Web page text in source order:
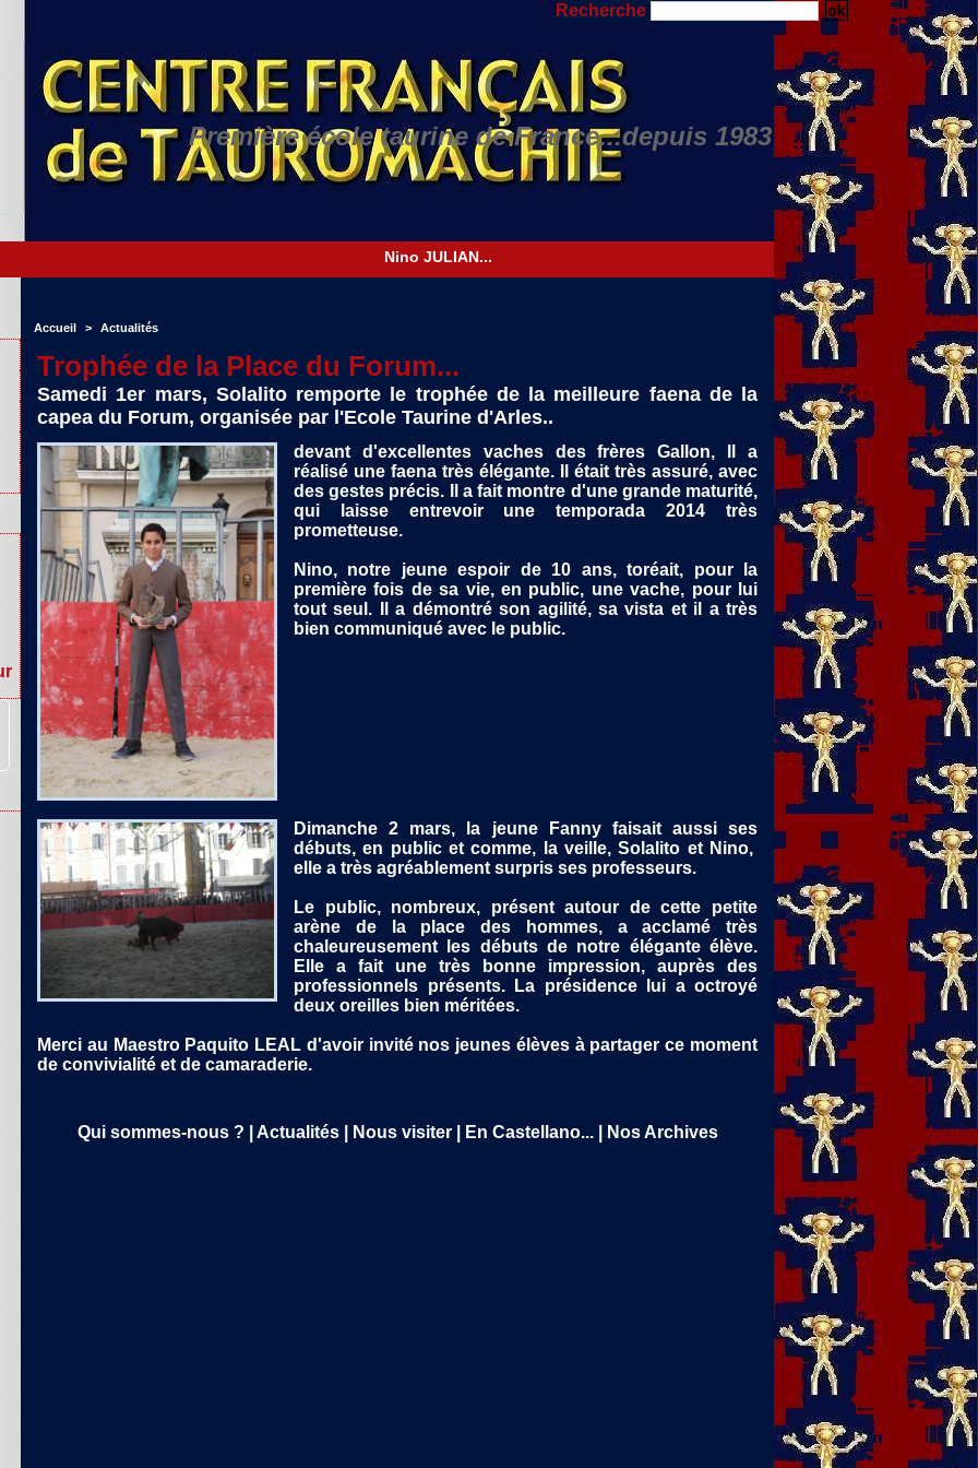
Recherche
Première école taurine de France...depuis 1983
Accueil > Actualités
Trophée de la Place du Forum...
Samedi 1er mars, Solalito remporte le trophée de la meilleure faena de la
capea du Forum, organisée par l'Ecole Taurine d'Arles..
devant d'excellentes vaches des frères Gallon, Il a
réalisé une faena très élégante. Il était très assuré, avec
des gestes précis. Il a fait montre d'une grande maturité,
qui laisse entrevoir une temporada 2014 très
prometteuse.
Nino, notre jeune espoir de 10 ans, toréait, pour la
première fois de sa vie, en public, une vache, pour lui
tout seul. Il a démontré son agilité, sa vista et il a très
bien communiqué avec le public.
Dimanche 2 mars, la jeune Fanny faisait aussi ses
débuts, en public et comme, la veille, Solalito et Nino,
elle a très agréablement surpris ses professeurs.
Le public, nombreux, présent autour de cette petite
arène de la place des hommes, a acclamé très
chaleureusement les débuts de notre élégante élève.
Elle a fait une très bonne impression, auprès des
professionnels présents. La présidence lui a octroyé
deux oreilles bien méritées.
Merci au Maestro Paquito LEAL d'avoir invité nos jeunes élèves à partager ce moment
de convivialité et de camaraderie.
Qui sommes-nous ? Actualités Nous visiter En Castellano... Nos Archives